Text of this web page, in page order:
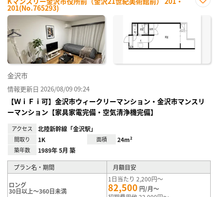
201(No.765293)
に入
金沢市
情報更新日 2026/08/09 09:24
【ＷｉＦｉ可】金沢市ウィークリーマンション・金沢市マンスリ
ーマンション【家具家電完備・空気清浄機完備】
アクセス 北陸新幹線「金沢駅」
間取り 1K 面積 24m²
築年数 1989年 5月 築
プラン名・期間 月額目安
ロング
30日以上～360日未満
1日当たり 2,200円～
82,500 円/月～